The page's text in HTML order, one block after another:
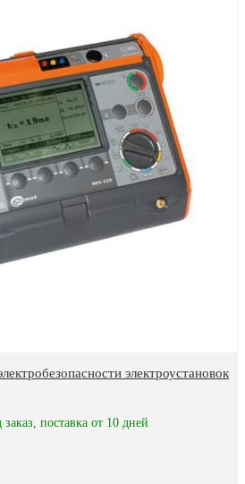
электроустановок
заказ, поставка от 10 дней